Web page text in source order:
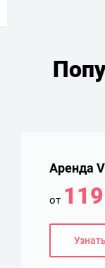
Аренда
от